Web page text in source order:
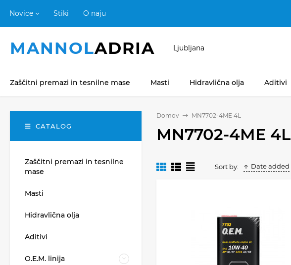
Novice Stiki O naju
MANNOLADRIA Ljubljana
Zaščitni premazi in tesnilne mase Masti Hidravlična olja Aditivi
Domov MN7702-4ME 4L
MN7702-4ME 4L
Sort by: Date added
CATALOG
Zaščitni premazi in tesnilne
mase
Masti
Hidravlična olja
Aditivi
O.E.M. linija